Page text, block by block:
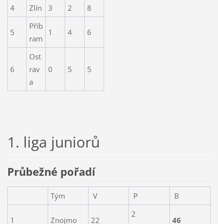
4 Zlín 3 2 8
5
Příb
ram
1 4 6
6
Ost
rav
a
0 5 5
1. liga juniorů
Průbežné pořadí
Tým V P B
1 Znojmo 22
2
46